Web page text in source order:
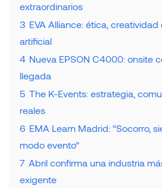
extraordinarios
3 EVA Alliance: ética,
artificial
4 Nueva EPSON C4000: onsite
llegada
5 The K-Events: estrategia,
reales
6 EMA Learn Madrid: “Socorro,
modo evento”
7 Abril confirma una industria
exigente